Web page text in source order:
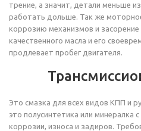
трение, а значит, детали меньше
работать дольше. Так же
коррозию механизмов и
качественного масла и его
продлевает пробег двигателя.
Это смазка для всех видов КПП и
это полусинтетика или минералка
коррозии, износа и задиров.